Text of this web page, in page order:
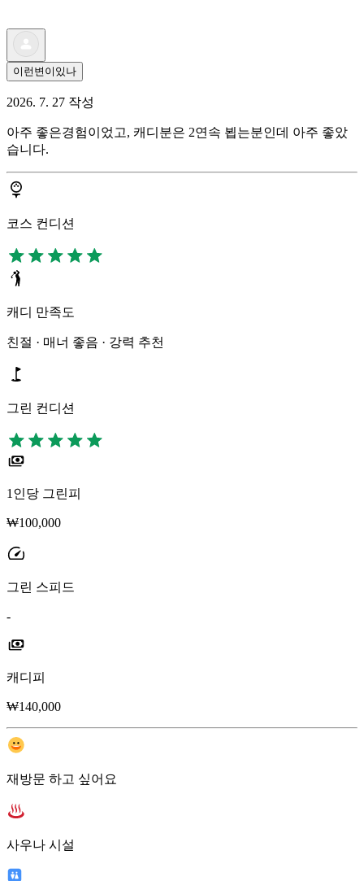
이런변이있나
2026. 7. 27 작성
아주 좋은경험이었고, 캐디분은 2연속 뵙는분인데 아주 좋았
습니다.
코스 컨디션
캐디 만족도
친절 · 매너 좋음 · 강력 추천
그린 컨디션
1인당 그린피
₩100,000
그린 스피드
-
캐디피
₩140,000
재방문 하고 싶어요
사우나 시설